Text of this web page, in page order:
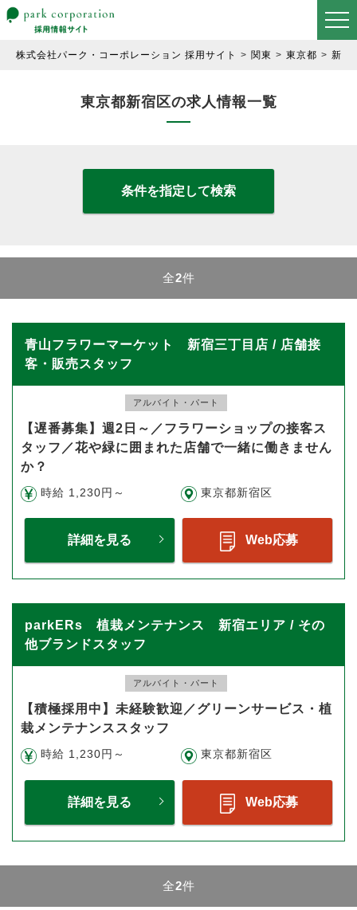
株式会社パーク・コーポレーション 採用サイト 関東 東京都 新宿
東京都新宿区の求人情報一覧
条件を指定して検索
全2件
青山フラワーマーケット 新宿三丁目店 / 店舗接
客・販売スタッフ
アルバイト・パート
【遅番募集】週2日～／フラワーショップの接客ス
タッフ／花や緑に囲まれた店舗で一緒に働きません
か？
時給 1,230円～ 東京都新宿区
詳細を見る Web応募
parkERs 植栽メンテナンス 新宿エリア / その
他ブランドスタッフ
アルバイト・パート
【積極採用中】未経験歓迎／グリーンサービス・植
栽メンテナンススタッフ
時給 1,230円～ 東京都新宿区
詳細を見る Web応募
全2件